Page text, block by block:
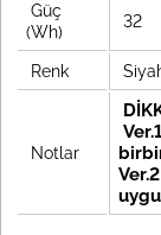
Güç
(Wh)
32
Renk
Notlar